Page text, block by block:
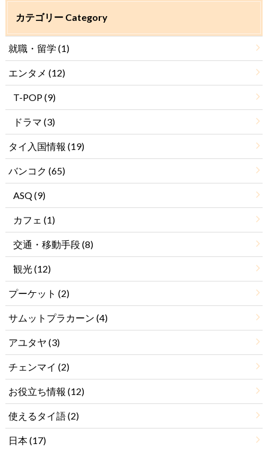
カテゴリー Category
就職・留学 (1)
エンタメ (12)
T-POP(9)
ドラマ (3)
タイ入国情報 (19)
バンコク (65)
ASQ(9)
カフェ (1)
交通・移動手段(8)
観光(12)
プーケット (2)
サムットプラカーン (4)
アユタヤ (3)
チェンマイ (2)
お役立ち情報 (12)
使えるタイ語(2)
日本(17)